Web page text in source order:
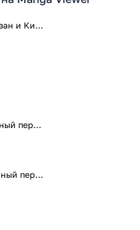
Коран Маджид - Азан и Киблой
Библия. Синодальный перевод
Библия. Современный перевод.